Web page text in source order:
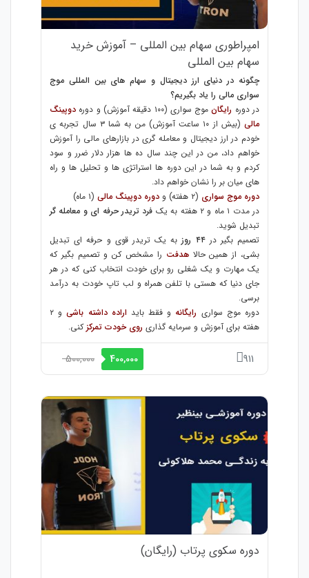
امپراطوری سهام بین المللی – آموزش خرید
سهام بین المللی
چگونه در دنیای ارز دیجیتال و سهام های بین المللی موج
سواری مالی را یاد بگیریم؟
در دوره رایگانموج سواری (۱۰۰ دقیقه آموزش) و دوره
دوپینگ
مالی
(بیش از ۱۰ ساعت آموزش) من به شما ۳ سال تجربه ی
خودم در ارز دیجیتال و معامله گری در بازارهای مالی را آموزش
خواهم داد، من در این چند سال ده ها هزار دلار ضرر و سود
کردم و به شما در این دوره ها استراتژی ها و تحلیل ها و راه
های میان بر را نشان خواهم داد.
دوره موج سواری (۲ هفته) و دوره دوپینگ مالی (۱ ماه)
در مدت ۱ ماه و ۲ هفته به یک
فرد تریدر حرفه ای و معامله گر
تبدیل شوید.
تصمیم بگیر در۴۴ روز
به یک تریدر قوی و حرفه ای تبدیل
بشی، از همین حالاهدفت را مشخص کن و تصمیم بگیر که
یک مهارت و یک شغلی رو برای خودت انتخاب کنی که در هر
جای دنیا که هستی با تلفن همراه و لب تاپ خودت به درآمد
برسی.
دوره موج سواری رایگانه و فقط باید اراده داشته باشی
و ۲
هفته برای آموزش و سرمایه گذاری روی خودت تمرکزکنی.
911
500,000 400,000
دوره سکوی پرتاب (رایگان)